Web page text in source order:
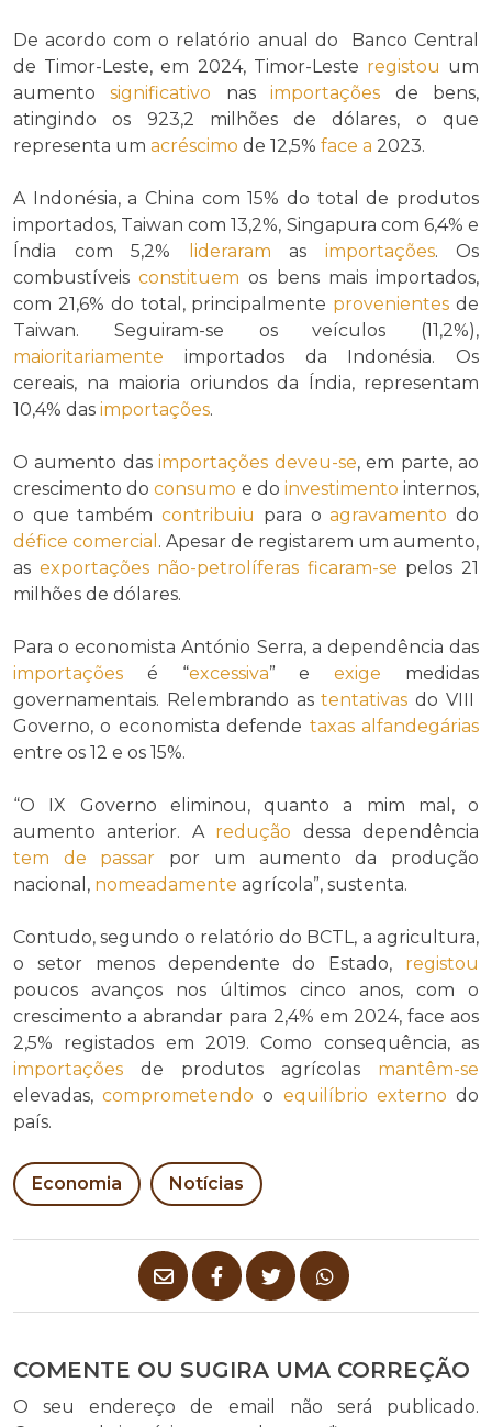
De acordo com o relatório anual do Banco Central
de Timor-Leste, em 2024, Timor-Leste registou um
aumentosignificativo nasimportações de bens,
atingindo os 923,2 milhões de dólares, o que
representa um acréscimo de 12,5% face a 2023.
A Indonésia, a China com 15% do total de produtos
importados, Taiwan com 13,2%, Singapura com 6,4% e
Índia com 5,2%
lideraram as importações. Os
combustíveisconstituem os bens mais importados,
com 21,6% do total, principalmente provenientes de
Taiwan. Seguiram-se os veículos (11,2%),
maioritariamente importados da Indonésia. Os
cereais, na maioria oriundos da Índia, representam
10,4% das importações.
O aumento dasimportações deveu-se, em parte, ao
crescimento doconsumo e do investimento internos,
o que tambémcontribuiu para oagravamento do
défice comercial . Apesar de registarem um aumento,
as exportações não-petrolíferas ficaram-se pelos 21
milhões de dólares.
Para o economista António Serra, a dependência das
importações é “excessiva” eexige medidas
governamentais. Relembrando astentativas do VIII
Governo, o economista defende taxas alfandegárias
entre os 12 e os 15%.
“O IX Governo eliminou, quanto a mim mal, o
aumento anterior. A redução dessa dependência
tem de passar por um aumento da produção
nacional, nomeadamente agrícola”, sustenta.
Contudo, segundo o relatório do BCTL, a agricultura,
o setor menos dependente do Estado, registou
poucos avanços nos últimos cinco anos, com o
crescimento a abrandar para 2,4% em 2024, face aos
2,5% registados em 2019. Como consequência, as
importações de produtos agrícolas mantêm-se
elevadas,comprometendo o equilíbrio externo do
país.
Economia Notícias
COMENTE OU SUGIRA UMA CORREÇÃO
O seu endereço de email não será publicado.